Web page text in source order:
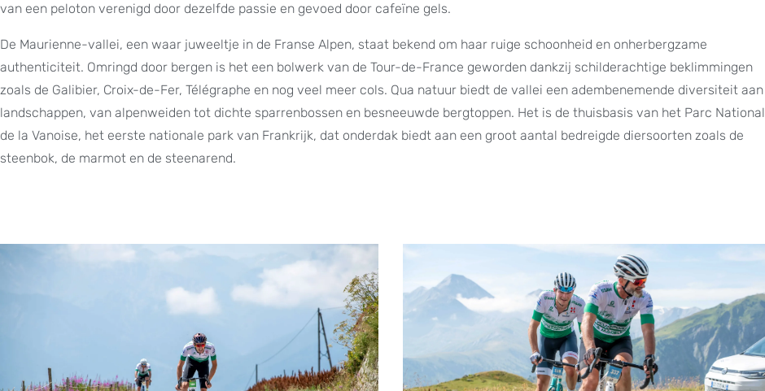
van een peloton verenigd door dezelfde passie en gevoed door cafeïne gels.
De Maurienne-vallei, een waar juweeltje in de Franse Alpen, staat bekend om haar ruige schoonheid en onherbergzame
authenticiteit. Omringd door bergen is het een bolwerk van de Tour-de-France geworden dankzij schilderachtige beklimmingen
zoals de Galibier, Croix-de-Fer, Télégraphe en nog veel meer cols. Qua natuur biedt de vallei een adembenemende diversiteit aan
landschappen, van alpenweiden tot dichte sparrenbossen en besneeuwde bergtoppen. Het is de thuisbasis van het Parc National
de la Vanoise, het eerste nationale park van Frankrijk, dat onderdak biedt aan een groot aantal bedreigde diersoorten zoals de
steenbok, de marmot en de steenarend.